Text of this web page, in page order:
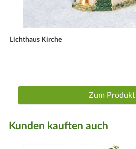
Lichthaus Kirche
Zum Produkt
Kunden kauften auch